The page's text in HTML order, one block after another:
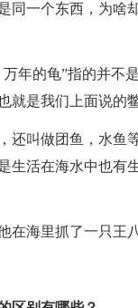
同一个东西，为啥
年的龟”指的并不
就是我们上面说的鳖
还叫做团鱼，水鱼
生活在海水中也有
在海里抓了一只王